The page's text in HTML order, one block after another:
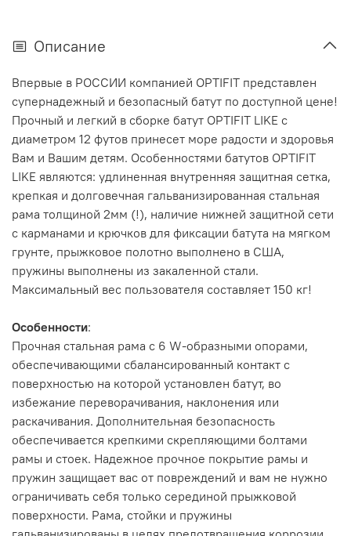
Описание
Впервые в РОССИИ компанией OPTIFIT представлен
супернадежный и безопасный батут по доступной цене!
Прочный и легкий в сборке батут OPTIFIT LIKE с
диаметром 12 футов принесет море радости и здоровья
Вам и Вашим детям. Особенностями батутов OPTIFIT
LIKE являются: удлиненная внутренняя защитная сетка,
крепкая и долговечная гальванизированная стальная
рама толщиной 2мм (!), наличие нижней защитной сети
с карманами и крючков для фиксации батута на мягком
грунте, прыжковое полотно выполнено в США,
пружины выполнены из закаленной стали.
Максимальный вес пользователя составляет 150 кг!
Особенности:
Прочная стальная рама с 6 W-образными опорами,
обеспечивающими сбалансированный контакт с
поверхностью на которой установлен батут, во
избежание переворачивания, наклонения или
раскачивания. Дополнительная безопасность
обеспечивается крепкими скрепляющими болтами
рамы и стоек. Надежное прочное покрытие рамы и
пружин защищает вас от повреждений и вам не нужно
ограничивать себя только серединой прыжковой
поверхности. Рама, стойки и пружины